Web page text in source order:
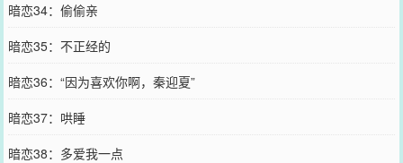
暗恋34：偷偷亲
暗恋35：不正经的
暗恋36：“因为喜欢你啊，秦迎夏”
暗恋37：哄睡
暗恋38：多爱我一点